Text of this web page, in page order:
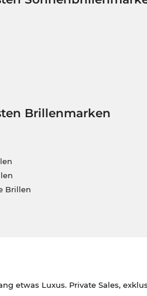
Brillenmarken
Brillen
etwas Luxus. Private Sales,